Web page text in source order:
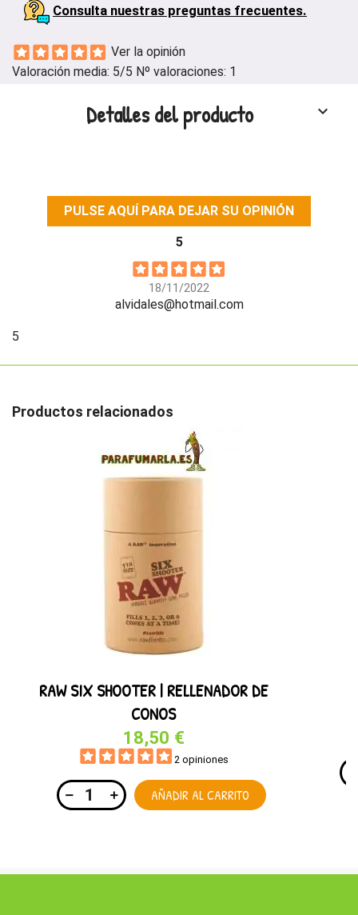
Consulta nuestras preguntas frecuentes.
Ver la opinión
Valoración media: 5/5 Nº valoraciones: 1
Detalles del producto keyboard_arrow_down
PULSE AQUÍ PARA DEJAR SU OPINIÓN
5
18/11/2022
alvidales@hotmail.com
5
Productos relacionados
RAW SIX SHOOTER | RELLENADOR DE
CONOS
18,50 €
2 opiniones
AÑADIR AL CARRITO